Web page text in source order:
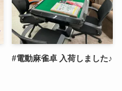
#電動麻雀卓 入荷しました♪